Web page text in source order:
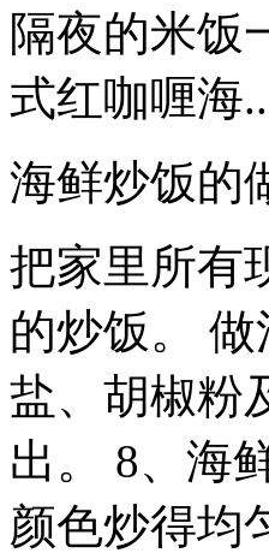
隔夜的米饭
式红咖喱海
海鲜炒饭的
把家里所有
的炒饭。
盐、胡椒粉
出。 8、海
颜色炒得均